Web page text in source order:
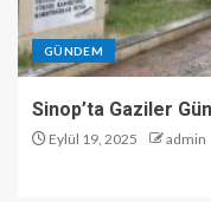
GÜNDEM
Sinop’ta Gaziler
Eylül 19, 2025 admin